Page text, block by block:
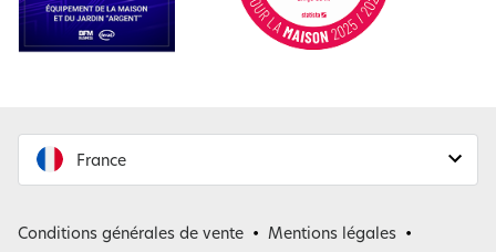
France
Conditions générales de vente
Mentions légales